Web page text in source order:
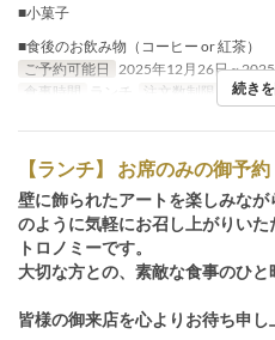
■小菓子
■食後のお飲み物（コーヒー or 紅茶）
ご予約可能日 2025年12月26日 ~
食事時間
ランチ 注文数制限 1 ~ 4
続き
【ランチ】 お席のみの御予約
壁に飾られたアートを楽しみな
のように気軽にお召し上がりい
トロノミーです。
大切な方との、素敵な食事のひと
皆様の御来店を心よりお待ち申し